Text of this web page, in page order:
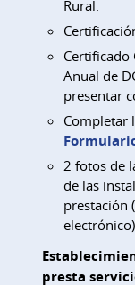
Rural.
Certificado
Anual de
presentar
Completar
2 fotos de
de las
prestación
presta